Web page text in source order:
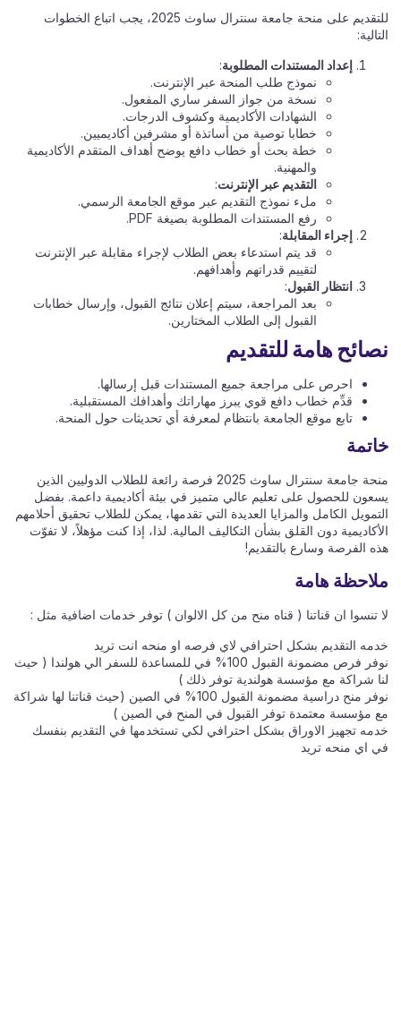
للتقديم على منحة جامعة سنترال ساوث 2025، يجب اتباع الخطوات
التالية:
إعداد المستندات المطلوبة:
نموذج طلب المنحة عبر الإنترنت.
نسخة من جواز السفر ساري المفعول.
الشهادات الأكاديمية وكشوف الدرجات.
خطابا توصية من أساتذة أو مشرفين أكاديميين.
خطة بحث أو خطاب دافع يوضح أهداف المتقدم الأكاديمية
والمهنية.
التقديم عبر الإنترنت:
ملء نموذج التقديم عبر موقع الجامعة الرسمي.
رفع المستندات المطلوبة بصيغة PDF.
إجراء المقابلة:
قد يتم استدعاء بعض الطلاب لإجراء مقابلة عبر الإنترنت
لتقييم قدراتهم وأهدافهم.
انتظار القبول:
بعد المراجعة، سيتم إعلان نتائج القبول، وإرسال خطابات
القبول إلى الطلاب المختارين.
نصائح هامة للتقديم
احرص على مراجعة جميع المستندات قبل إرسالها.
قدِّم خطاب دافع قوي يبرز مهاراتك وأهدافك المستقبلية.
تابع موقع الجامعة بانتظام لمعرفة أي تحديثات حول المنحة.
خاتمة
منحة جامعة سنترال ساوث 2025 فرصة رائعة للطلاب الدوليين الذين
يسعون للحصول على تعليم عالي متميز في بيئة أكاديمية داعمة. بفضل
التمويل الكامل والمزايا العديدة التي تقدمها، يمكن للطلاب تحقيق أحلامهم
الأكاديمية دون القلق بشأن التكاليف المالية. لذا، إذا كنت مؤهلاً، لا تفوّت
هذه الفرصة وسارع بالتقديم!
ملاحظة هامة
لا تنسوا ان قناتنا ( قناه منح من كل الالوان ) توفر خدمات اضافية مثل :
خدمه التقديم بشكل احترافي لاي فرصه او منحه انت تريد
نوفر فرص مضمونة القبول 100% في للمساعدة للسفر الي هولندا ( حيث
لنا شراكة مع مؤسسة هولندية توفر ذلك )
نوفر منح دراسية مضمونة القبول 100% في الصين (حيث قناتنا لها شراكة
مع مؤسسة معتمدة توفر القبول في المنح في الصين )
خدمه تجهيز الاوراق بشكل احترافي لكي تستخدمها في التقديم بنفسك
في اي منحه تريد